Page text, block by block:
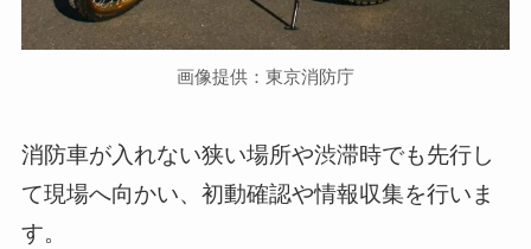
画像提供：東京消防庁
消防車が入れない狭い場所や渋滞時でも先行し
て現場へ向かい、初動確認や情報収集を行いま
す。